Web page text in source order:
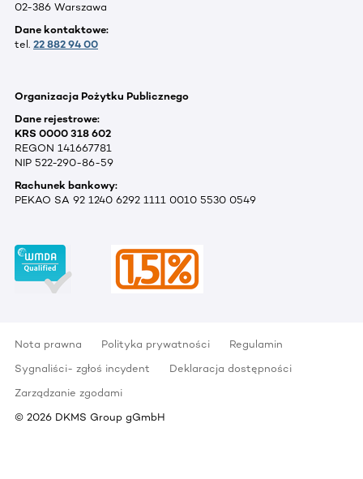
02-386 Warszawa
Dane kontaktowe:
tel. 22 882 94 00
Organizacja Pożytku Publicznego
Dane rejestrowe:
KRS 0000 318 602
REGON 141667781
NIP 522-290-86-59
Rachunek bankowy:
PEKAO SA 92 1240 6292 1111 0010 5530 0549
Nota prawna Polityka prywatności
Regulamin
Sygnaliści- zgłoś incydent
Deklaracja dostępności
Zarządzanie zgodami
© 2026 DKMS Group gGmbH